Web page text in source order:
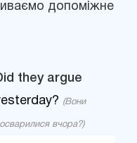
допоміжне
they argue
(Вони
вчора?)